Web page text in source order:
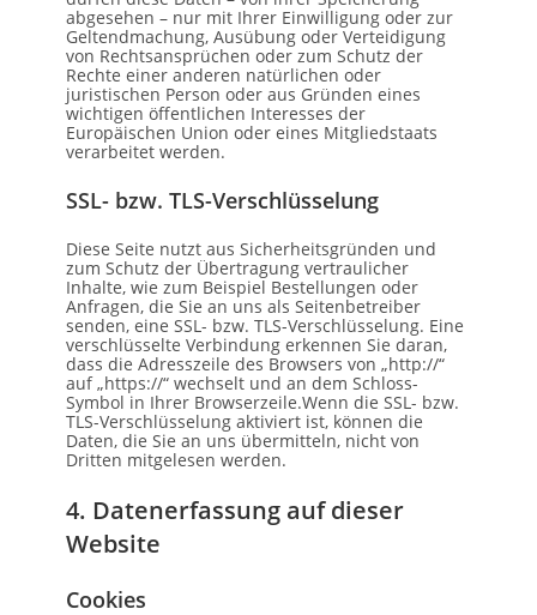
abgesehen – nur mit Ihrer Einwilligung oder zur
Geltendmachung, Ausübung oder Verteidigung
von Rechtsansprüchen oder zum Schutz der
Rechte einer anderen natürlichen oder
juristischen Person oder aus Gründen eines
wichtigen öffentlichen Interesses der
Europäischen Union oder eines Mitgliedstaats
verarbeitet werden.
SSL- bzw. TLS-Verschlüsselung
Diese Seite nutzt aus Sicherheitsgründen und
zum Schutz der Übertragung vertraulicher
Inhalte, wie zum Beispiel Bestellungen oder
Anfragen, die Sie an uns als Seitenbetreiber
senden, eine SSL- bzw. TLS-Verschlüsselung. Eine
verschlüsselte Verbindung erkennen Sie daran,
dass die Adresszeile des Browsers von „http://“
auf „https://“ wechselt und an dem Schloss-
Symbol in Ihrer Browserzeile.Wenn die SSL- bzw.
TLS-Verschlüsselung aktiviert ist, können die
Daten, die Sie an uns übermitteln, nicht von
Dritten mitgelesen werden.
4. Datenerfassung auf dieser
Website
Cookies